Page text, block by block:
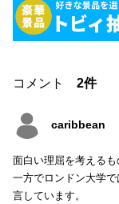
コメント 2件
caribbean
面白い理屈を考えるも
一方でロンドン大学
言しています。